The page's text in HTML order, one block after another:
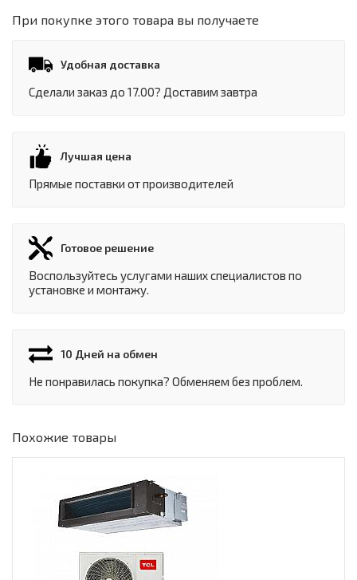
При покупке этого товара вы получаете
Удобная доставка
Сделали заказ до 17.00? Доставим завтра
Лучшая цена
Прямые поставки от производителей
Готовое решение
Воспользуйтесь услугами наших специалистов по
установке и монтажу.
10 Дней на обмен
Не понравилась покупка? Обменяем без проблем.
Похожие товары